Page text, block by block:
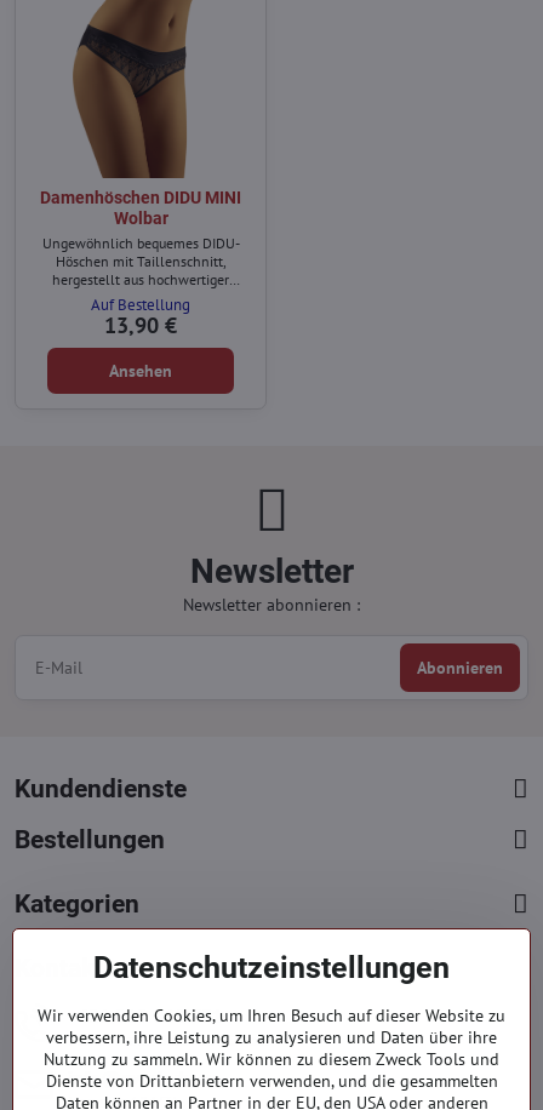
Damenhöschen DIDU MINI
Wolbar
Ungewöhnlich bequemes DIDU-
Höschen mit Taillenschnitt,
hergestellt aus hochwertiger
Mikrofaser.
Auf Bestellung
13,90 €
Ansehen
Newsletter
Newsletter abonnieren :
Abonnieren
Kundendienste
Bestellungen
Kategorien
Kontakte
+421 919 060 751
Mont. - Freit. : 9:00 - 15:00 hod.
info​​@everlady​​.eu
Non stop ( 24/7 )
Datenschutzeinstellungen
Wir verwenden Cookies, um Ihren Besuch auf dieser Website zu
verbessern, ihre Leistung zu analysieren und Daten über ihre
Nutzung zu sammeln. Wir können zu diesem Zweck Tools und
Dienste von Drittanbietern verwenden, und die gesammelten
Daten können an Partner in der EU, den USA oder anderen